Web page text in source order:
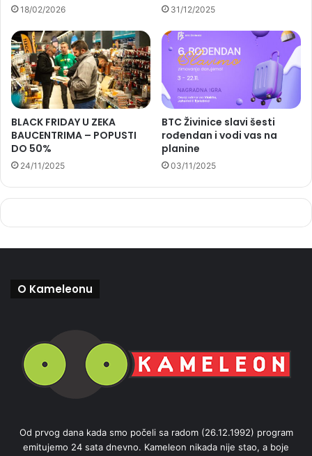
18/02/2026 31/12/2025
BLACK FRIDAY U ZEKA
BAUCENTRIMA – POPUSTI
DO 50%
24/11/2025
BTC Živinice slavi šesti
rođendan i vodi vas na
planine
03/11/2025
O Kameleonu
Od prvog dana kada smo počeli sa radom (26.12.1992) program
emitujemo 24 sata dnevno. Kameleon nikada nije stao, a boje